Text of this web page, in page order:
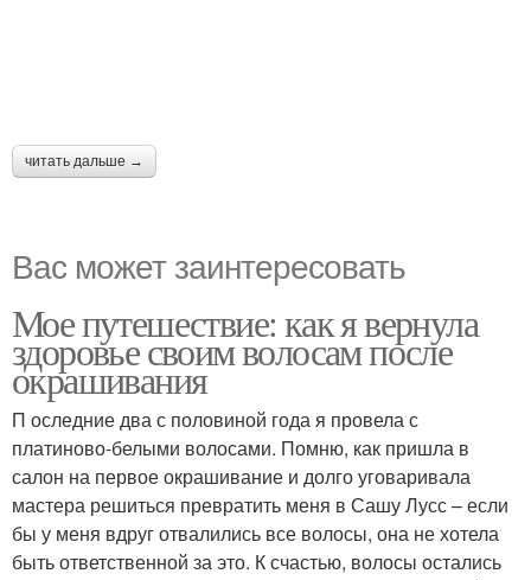
читать дальше →
Вас может заинтересовать
Мое путешествие: как я вернула
здоровье своим волосам после
окрашивания
П оследние два с половиной года я провела с
платиново-белыми волосами. Помню, как пришла в
салон на первое окрашивание и долго уговаривала
мастера решиться превратить меня в Сашу Лусс – если
бы у меня вдруг отвалились все волосы, она не хотела
быть ответственной за это. К счастью, волосы остались